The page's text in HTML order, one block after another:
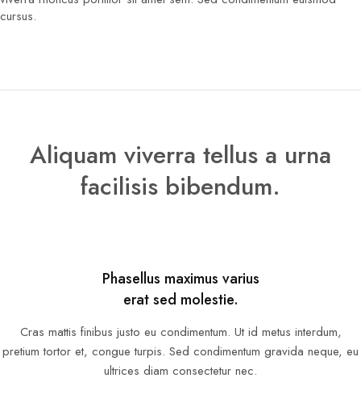
cursus.
Aliquam viverra tellus a urna
facilisis bibendum.
Phasellus maximus varius
erat sed molestie.
Cras mattis finibus justo eu condimentum. Ut id metus interdum,
pretium tortor et, congue turpis. Sed condimentum gravida neque, eu
ultrices diam consectetur nec.